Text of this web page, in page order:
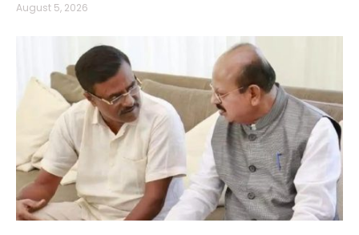
August 5, 2026